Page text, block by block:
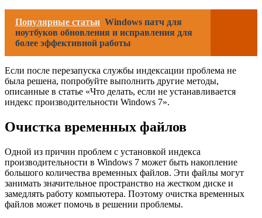
Популярные статьи Windows патч для
ноутбуков обновления и исправления для
более эффективной работы
Если после перезапуска службы индексации проблема не
была решена, попробуйте выполнить другие методы,
описанные в статье «Что делать, если не устанавливается
индекс производительности Windows 7».
Очистка временных файлов
Одной из причин проблем с установкой индекса
производительности в Windows 7 может быть накопление
большого количества временных файлов. Эти файлы могут
занимать значительное пространство на жестком диске и
замедлять работу компьютера. Поэтому очистка временных
файлов может помочь в решении проблемы.